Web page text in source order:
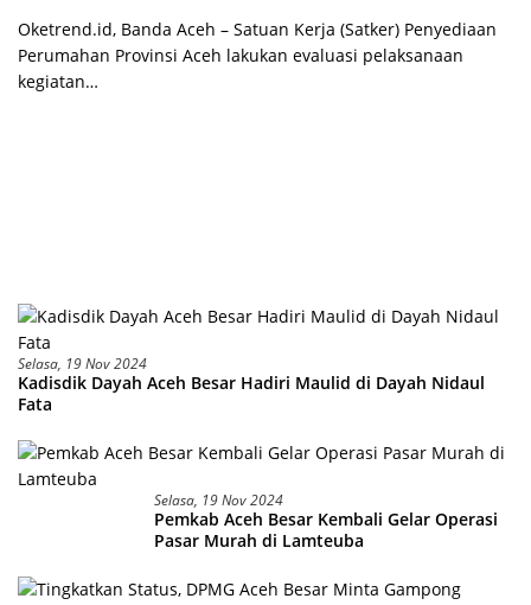
Oketrend.id, Banda Aceh – Satuan Kerja (Satker) Penyediaan
Perumahan Provinsi Aceh lakukan evaluasi pelaksanaan
kegiatan…
Selasa, 19 Nov 2024
Kadisdik Dayah Aceh Besar Hadiri Maulid di Dayah Nidaul
Fata
Selasa, 19 Nov 2024
Pemkab Aceh Besar Kembali Gelar Operasi
Pasar Murah di Lamteuba